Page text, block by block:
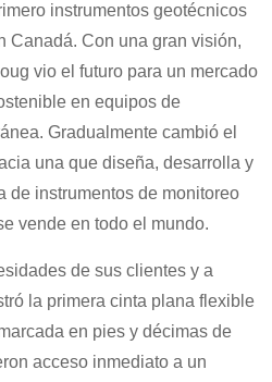
instrumentos geotécnicos
Canadá. Con una gran visión,
vio el futuro para un mercado
en equipos de
Gradualmente cambió el
una que diseña, desarrolla y
de instrumentos de monitoreo
vende en todo el mundo.
de sus clientes y a
la primera cinta plana flexible
en pies y décimas de
acceso inmediato a un